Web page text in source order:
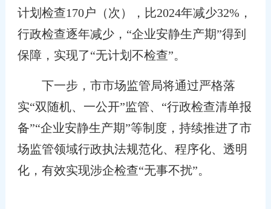
计划检查170户（次），比2024年减少32%，
行政检查逐年减少，“企业安静生产期”得到
保障，实现了“无计划不检查”。
下一步，市市场监管局将通过严格落
实“双随机、一公开”监管、“行政检查清单报
备”“企业安静生产期”等制度，持续推进了市
场监管领域行政执法规范化、程序化、透明
化，有效实现涉企检查“无事不扰”。